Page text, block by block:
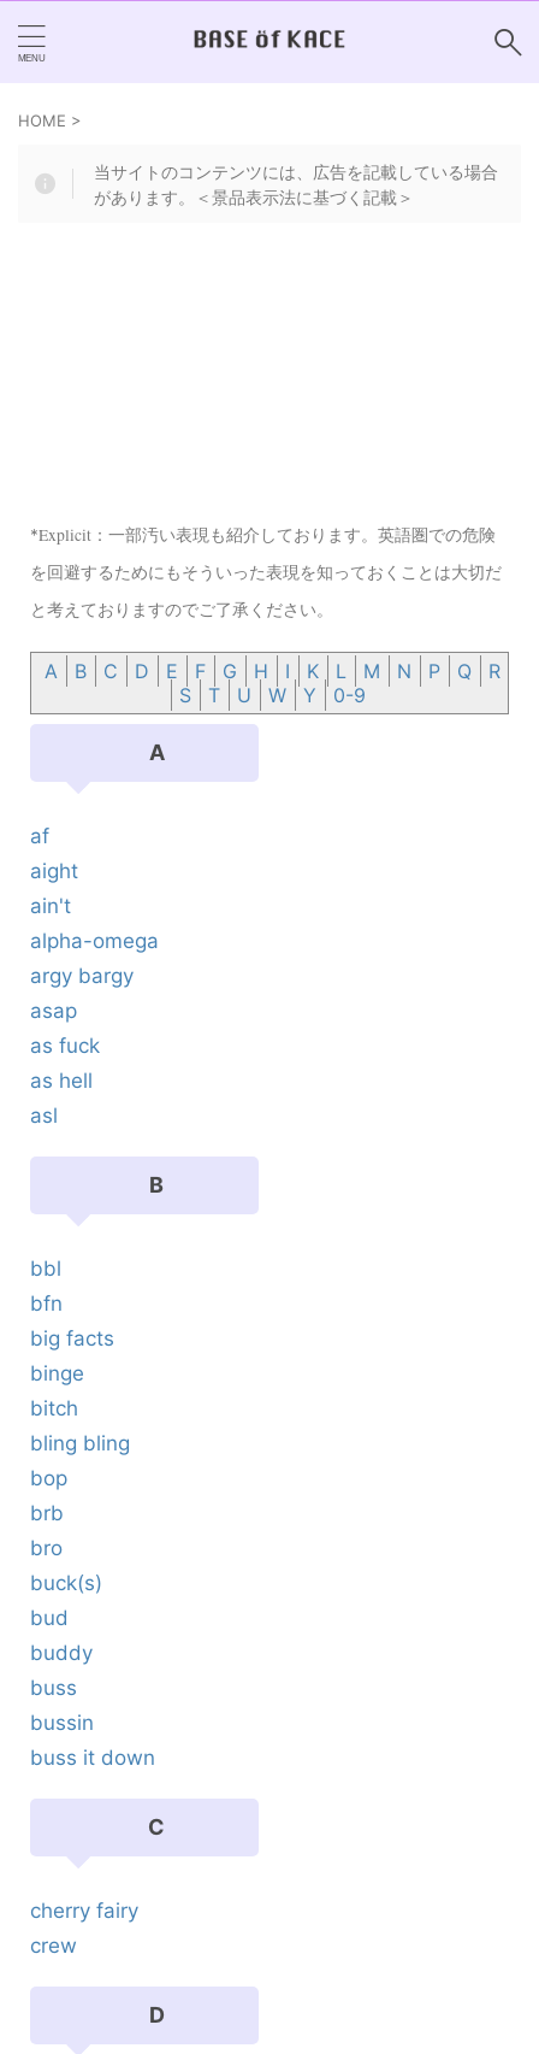
HOME >
当サイトのコンテンツには、広告を記載している場合
があります。＜景品表示法に基づく記載＞
*Explicit： 一部汚い表現も紹介しております。英語圏での危険
を回避するためにもそういった表現を知っておくことは大切だ
と考えておりますのでご了承ください。
A B C D E F G H I K L M N P Q
R
S
T U W Y 0-9
A
af
aight
ain't
alpha-omega
argy bargy
asap
as fuck
as hell
asl
B
bbl
bfn
big facts
binge
bitch
bling bling
bop
brb
bro
buck(s)
bud
buddy
buss
bussin
buss it down
C
cherry fairy
crew
D